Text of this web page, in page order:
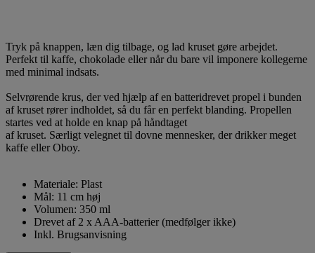
Tryk på knappen, læn dig tilbage, og lad kruset gøre arbejdet.
Perfekt til kaffe, chokolade eller når du bare vil imponere kollegerne
med minimal indsats.
Selvrørende krus, der ved hjælp af en batteridrevet propel i bunden
af kruset rører indholdet, så du får en perfekt blanding. Propellen
startes ved at holde en knap på håndtaget
af kruset. Særligt velegnet til dovne mennesker, der drikker meget
kaffe eller Oboy.
Materiale: Plast
Mål: 11 cm høj
Volumen: 350 ml
Drevet af 2 x AAA-batterier (medfølger ikke)
Inkl. Brugsanvisning